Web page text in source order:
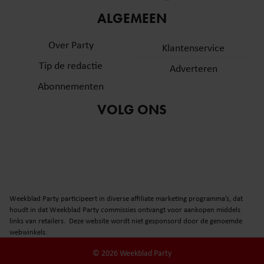
partners voor social media, adverteren en analyse. Deze
informatie die u aan ze heeft verstrekt of die ze hebben
verzameld op basis van uw gebruik van hun services. U
gebruiken.
ALGEMEEN
Over Party
Tip de redactie
Abonnementen
Klantenservice
Adverteren
VOLG ONS
Weekblad Party participeert in diverse affiliate marketing programma’s, dat
houdt in dat Weekblad Party commissies ontvangt voor aankopen middels
links van retailers. Deze website wordt niet gesponsord door de genoemde
webwinkels.
© 2026 Weekblad Party